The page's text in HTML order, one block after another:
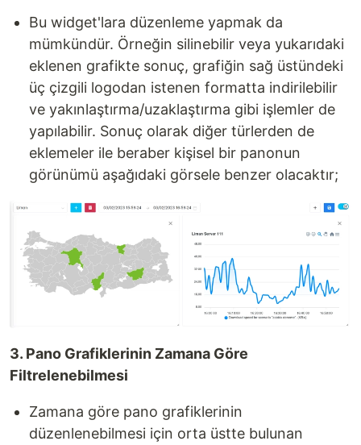
Bu widget'lara düzenleme yapmak da
mümkündür. Örneğin silinebilir veya yukarıdaki
eklenen grafikte sonuç, grafiğin sağ üstündeki
üç çizgili logodan istenen formatta indirilebilir
ve yakınlaştırma/uzaklaştırma gibi işlemler de
yapılabilir. Sonuç olarak diğer türlerden de
eklemeler ile beraber kişisel bir panonun
görünümü aşağıdaki görsele benzer olacaktır;
3. Pano Grafiklerinin Zamana Göre
Filtrelenebilmesi
Zamana göre pano grafiklerinin
düzenlenebilmesi için orta üstte bulunan